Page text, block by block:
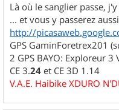
Là où le sanglier passe, j'y
... et vous y passerez
http://
GPS GaminForetrex201
2 GPS BAYO: Exploreur
CE 3.24 et CE 3D 1.14
V.A.E. Haibike XDURO